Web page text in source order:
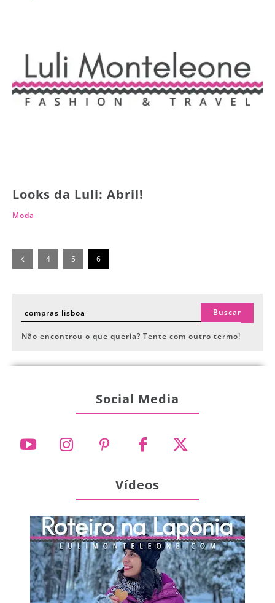
Looks da Luli: Abril!
Moda
4 5 6
Buscar
Não encontrou o que queria? Tente com outro termo!
Social Media
Vídeos